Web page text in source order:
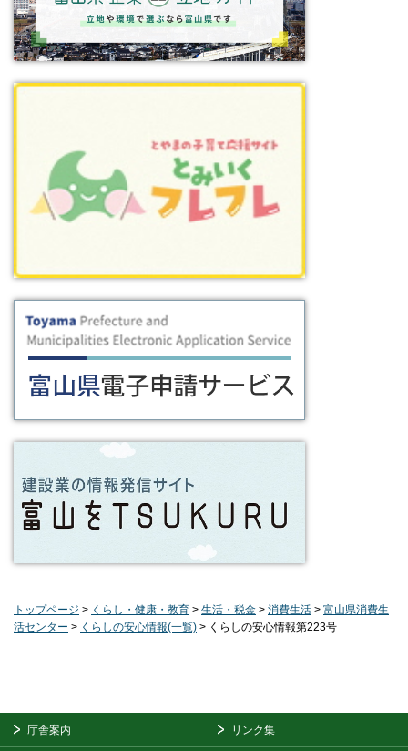
トップページ > くらし・健康・教育 > 生活・税金 > 消費生活 > 富山県消費生
活センター > くらしの安心情報(一覧) > くらしの安心情報第223号
庁舎案内 リンク集